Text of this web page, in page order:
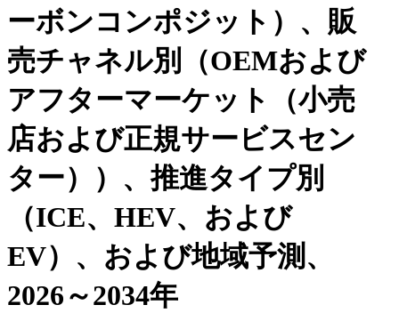
ーボンコンポジット）、販
売チャネル別（OEMおよび
アフターマーケット（小売
店および正規サービスセン
ター））、推進タイプ別
（ICE、HEV、および
EV）、および地域予測、
2026～2034年